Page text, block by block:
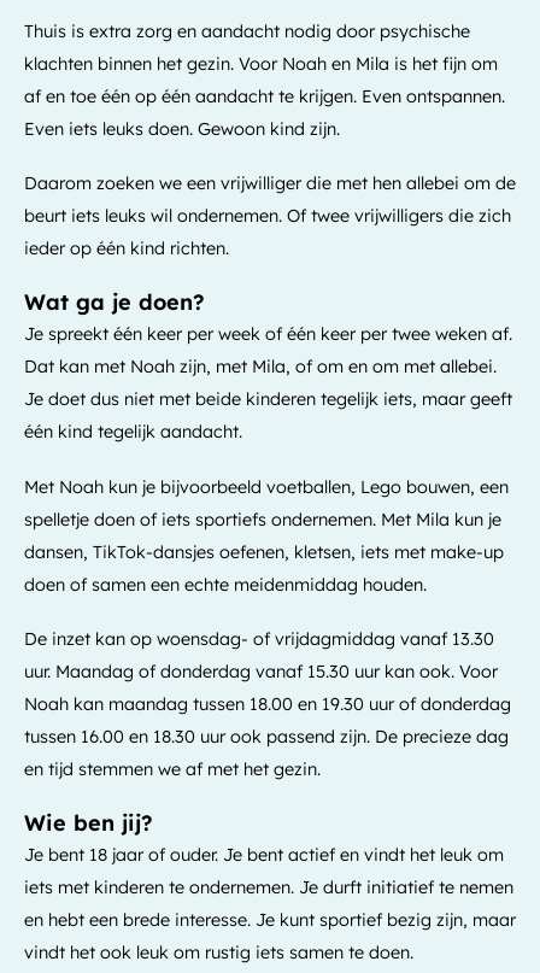
Thuis is extra zorg en aandacht nodig door psychische
klachten binnen het gezin. Voor Noah en Mila is het fijn om
af en toe één op één aandacht te krijgen. Even ontspannen.
Even iets leuks doen. Gewoon kind zijn.
Daarom zoeken we een vrijwilliger die met hen allebei om de
beurt iets leuks wil ondernemen. Of twee vrijwilligers die zich
ieder op één kind richten.
Wat ga je doen?
Je spreekt één keer per week of één keer per twee weken af.
Dat kan met Noah zijn, met Mila, of om en om met allebei.
Je doet dus niet met beide kinderen tegelijk iets, maar geeft
één kind tegelijk aandacht.
Met Noah kun je bijvoorbeeld voetballen, Lego bouwen, een
spelletje doen of iets sportiefs ondernemen. Met Mila kun je
dansen, TikTok-dansjes oefenen, kletsen, iets met make-up
doen of samen een echte meidenmiddag houden.
De inzet kan op woensdag- of vrijdagmiddag vanaf 13.30
uur. Maandag of donderdag vanaf 15.30 uur kan ook. Voor
Noah kan maandag tussen 18.00 en 19.30 uur of donderdag
tussen 16.00 en 18.30 uur ook passend zijn. De precieze dag
en tijd stemmen we af met het gezin.
Wie ben jij?
Je bent 18 jaar of ouder. Je bent actief en vindt het leuk om
iets met kinderen te ondernemen. Je durft initiatief te nemen
en hebt een brede interesse. Je kunt sportief bezig zijn, maar
vindt het ook leuk om rustig iets samen te doen.